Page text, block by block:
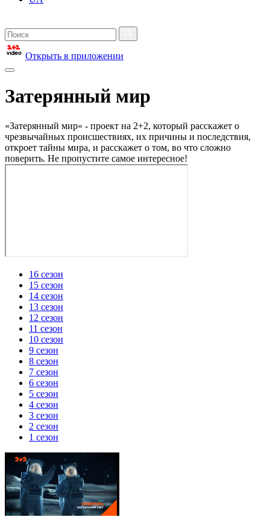
Открыть в приложении
Затерянный мир
«Затерянный мир» - проект на 2+2, который расскажет о
чрезвычайных происшествиях, их причины и последствия,
откроет тайны мира, и расскажет о том, во что сложно
поверить. Не пропустите самое интересное!
16 сезон
15 сезон
14 сезон
13 сезон
12 сезон
11 сезон
10 сезон
9 сезон
8 сезон
7 сезон
6 сезон
5 сезон
4 сезон
3 сезон
2 сезон
1 сезон